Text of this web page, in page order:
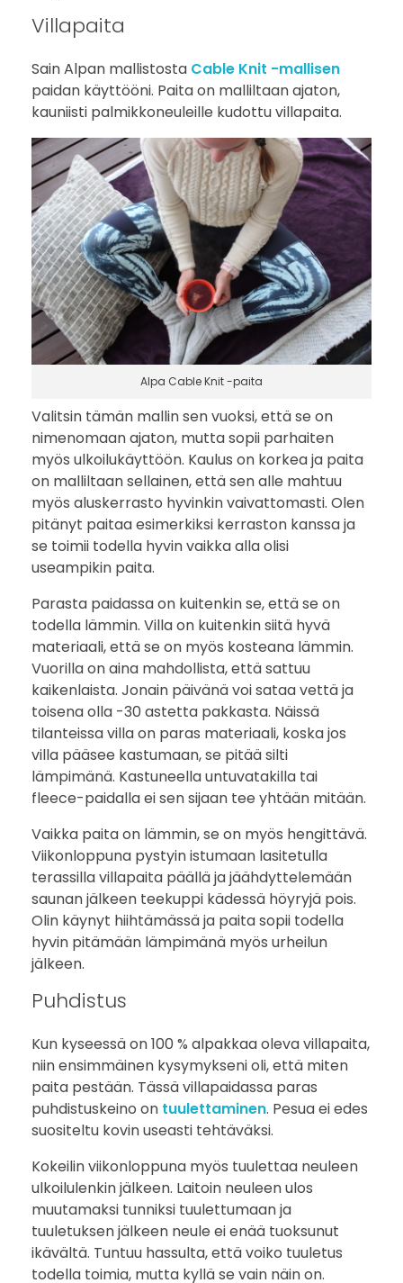
Villapaita
Sain Alpan mallistosta Cable Knit -mallisen
paidan käyttööni. Paita on malliltaan ajaton,
kauniisti palmikkoneuleille kudottu villapaita.
Alpa Cable Knit -paita
Valitsin tämän mallin sen vuoksi, että se on
nimenomaan ajaton, mutta sopii parhaiten
myös ulkoilukäyttöön. Kaulus on korkea ja paita
on malliltaan sellainen, että sen alle mahtuu
myös aluskerrasto hyvinkin vaivattomasti. Olen
pitänyt paitaa esimerkiksi kerraston kanssa ja
se toimii todella hyvin vaikka alla olisi
useampikin paita.
Parasta paidassa on kuitenkin se, että se on
todella lämmin. Villa on kuitenkin siitä hyvä
materiaali, että se on myös kosteana lämmin.
Vuorilla on aina mahdollista, että sattuu
kaikenlaista. Jonain päivänä voi sataa vettä ja
toisena olla -30 astetta pakkasta. Näissä
tilanteissa villa on paras materiaali, koska jos
villa pääsee kastumaan, se pitää silti
lämpimänä. Kastuneella untuvatakilla tai
fleece-paidalla ei sen sijaan tee yhtään mitään.
Vaikka paita on lämmin, se on myös hengittävä.
Viikonloppuna pystyin istumaan lasitetulla
terassilla villapaita päällä ja jäähdyttelemään
saunan jälkeen teekuppi kädessä höyryjä pois.
Olin käynyt hiihtämässä ja paita sopii todella
hyvin pitämään lämpimänä myös urheilun
jälkeen.
Puhdistus
Kun kyseessä on 100 % alpakkaa oleva villapaita,
niin ensimmäinen kysymykseni oli, että miten
paita pestään. Tässä villapaidassa paras
puhdistuskeino on tuulettaminen. Pesua ei edes
suositeltu kovin useasti tehtäväksi.
Kokeilin viikonloppuna myös tuulettaa neuleen
ulkoilulenkin jälkeen. Laitoin neuleen ulos
muutamaksi tunniksi tuulettumaan ja
tuuletuksen jälkeen neule ei enää tuoksunut
ikävältä. Tuntuu hassulta, että voiko tuuletus
todella toimia, mutta kyllä se vain näin on.